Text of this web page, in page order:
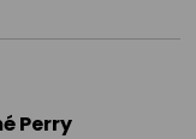
Perry